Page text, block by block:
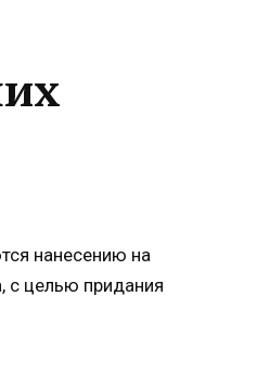
нанесению на
с целью придания